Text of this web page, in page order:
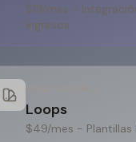
$19/mes -
ingresos
Loops
$49/mes - Plantillas